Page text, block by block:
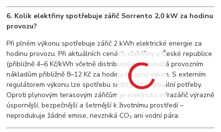
6. Kolik elektřiny spotřebuje zářič Sorrento 2,0 kW za hodinu
provozu?
Při plném výkonu spotřebuje zářič 2 kWh elektrické energie za
hodinu provozu. Při aktuálních cenách elektřiny v České republice
(přibližně 4–6 Kč/kWh včetně distribuce) to odpovídá provozním
nákladům přibližně 8–12 Kč za hodinu na plný výkon. S externím
regulátorem výkonu lze spotřebu snížit podle aktuální potřeby.
Oproti plynovým terasovým zářičům je elektrický infrazářič výrazně
úspornější, bezpečnější a šetrnější k životnímu prostředí –
neprodukuje žádné emise, nevzniká CO₂ ani vodní pára.